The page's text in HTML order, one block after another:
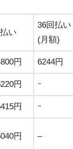
い
36回払い
(月額)
円 6244円
円 ｰ
円 ｰ
円 –